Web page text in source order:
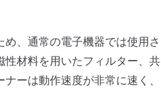
、通常の電子機器では使用さ
材料を用いたフィルター、共
ーは動作速度が非常に速く、